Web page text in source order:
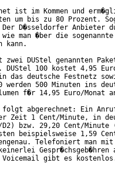
ist im Kommen und
um bis zu 80 Prozent.
D�sseldorfer Anbieter
man �ber die sogenannte
kann.
DUStel genannten
DUStel 100 kostet 4,95
das deutsche Festnetz
werden 500 Minuten ins
f�r 14,95 Euro/
folgt abgerechnet: Ein
Zeit 1 Cent/Minute, in
bzw. 29,20 Cent/Minute
beispielsweise 1,59
Telefoniert man mit
Gespr�chsgeb�hren
Voicemail gibt es